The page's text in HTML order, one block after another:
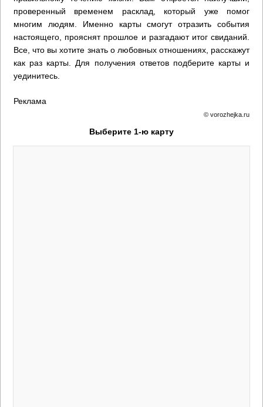
проверенный временем расклад, который уже помог
многим людям. Именно карты смогут отразить события
настоящего, прояснят прошлое и разгадают итог свиданий.
Все, что вы хотите знать о любовных отношениях, расскажут
как раз карты. Для получения ответов подберите карты и
уединитесь.
Реклама
© vorozhejka.ru
Выберите 1-ю карту